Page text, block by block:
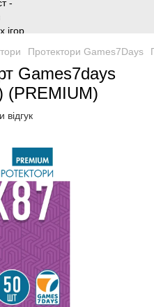
Протектори Games7Days
Games7days
(PREMIUM)
відгук